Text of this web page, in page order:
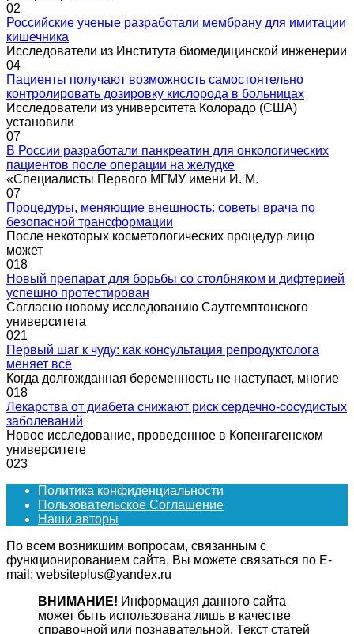
02
Российские ученые разработали мембрану для имитации
кишечника
Исследователи из Института биомедицинской инженерии
04
Пациенты получают возможность самостоятельно
контролировать дозировку кислорода в больницах
Исследователи из университета Колорадо (США)
установили
07
В России разработали панкреатин для онкологических
пациентов после операции на желудке
«Специалисты Первого МГМУ имени И. М.
07
Процедуры, меняющие внешность: советы врача по
безопасной трансформации
После некоторых косметологических процедур лицо
может
018
Новый препарат для борьбы со столбняком и дифтерией
успешно протестирован
Согласно новому исследованию Саутгемптонского
университета
021
Первый шаг к чуду: как консультация репродуктолога
меняет всё
Когда долгожданная беременность не наступает, многие
018
Лекарства от диабета снижают риск сердечно-сосудистых
заболеваний
Новое исследование, проведенное в Копенгагенском
университете
023
Политика конфиденциальности
Пользовательское Соглашение
Наши авторы
По всем возникшим вопросам, связанным с
функционированием сайта, Вы можете связаться по E-
mail: websiteplus@yandex.ru
ВНИМАНИЕ! Информация данного сайта
может быть использована лишь в качестве
справочной или познавательной. Текст статей